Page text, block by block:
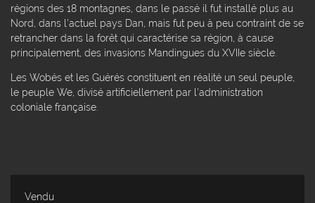
régions des 18 montagnes, dans le passé il fut installé plus au
Nord, dans l'actuel pays Dan, mais fut peu à peu contraint de se
retrancher dans la forêt qui caractérise sa région, à cause
principalement, des invasions Mandingues du XVIIe siècle.
Les Wobés et les Guérés constituent en réalité un seul peuple,
le peuple We, divisé artificiellement par l'administration
coloniale française.
Vendu